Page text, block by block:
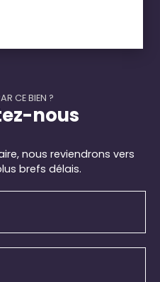
CE BIEN ?
nous
nous reviendrons vers
brefs délais.